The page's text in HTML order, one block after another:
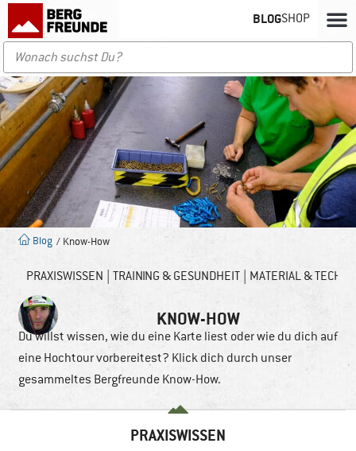
BLOGSHOP
Blog / Know-How
KNOW-HOW
PRAXISWISSEN TRAINING & GESUNDHEIT MATERIAL &
Du willst wissen, wie du eine Karte liest oder wie du dich auf
eine Hochtour vorbereitest? Klick dich durch unser
gesammeltes Bergfreunde Know-How.
PRAXISWISSEN